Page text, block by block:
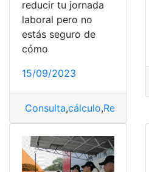
reducir tu jornada
laboral pero no
estás seguro de
cómo
15/09/2023
Consulta,cálculo,Reducción